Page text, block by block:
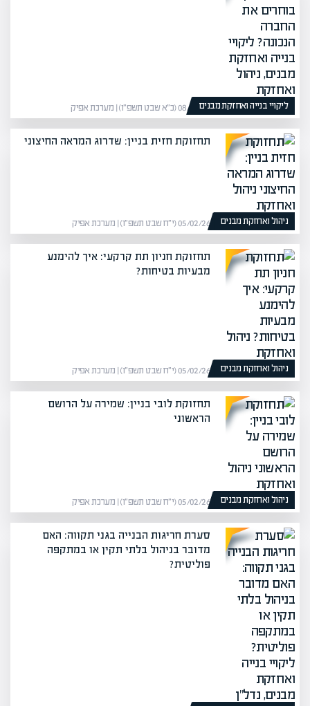
ליקויי בנייה ואחזקת מבנים08/02/26 (כ״א שבט תשפ״ו) | מערכת אפיק
ניהול ואחזקת מבנים
תחזוקת חזית בניין: שדרוג המראה החיצוני
05/02/26 (י״ח שבט תשפ״ו) | מערכת אפיק
ניהול ואחזקת מבנים
תחזוקת חניון תת קרקעי: איך להימנע
מבעיות בטיחות?
05/02/26 (י״ח שבט תשפ״ו) | מערכת אפיק
ניהול ואחזקת מבנים
תחזוקת לובי בניין: שמירה על הרושם
הראשוני
05/02/26 (י״ח שבט תשפ״ו) | מערכת אפיק
סערת חריגות הבנייה בגני תקווה: האם
מדובר בניהול בלתי תקין או במתקפה
פוליטית?